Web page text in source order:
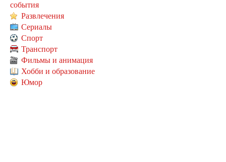
события
Развлечения
Сериалы
Спорт
Транспорт
Фильмы и анимация
Хобби и образование
Юмор